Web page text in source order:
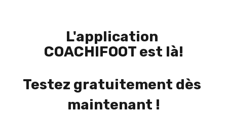
L'application
COACHIFOOT est là!
Testez gratuitement dès
maintenant !